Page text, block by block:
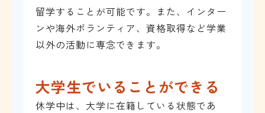
留学することが可能です。また、インター
ンや海外ボランティア、資格取得など学業
以外の活動に専念できます。
大学生でいることができる
休学中は、大学に在籍している状態であ